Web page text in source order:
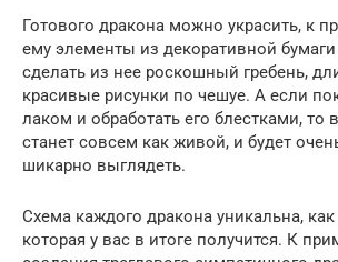
Готового дракона можно украсить, к
ему элементы из декоративной
сделать из нее роскошный гребень,
красивые рисунки по чешуе. А если
лаком и обработать его блестками, то
станет совсем как живой, и будет
шикарно выглядеть.
Схема каждого дракона уникальна,
которая у вас в итоге получится. К